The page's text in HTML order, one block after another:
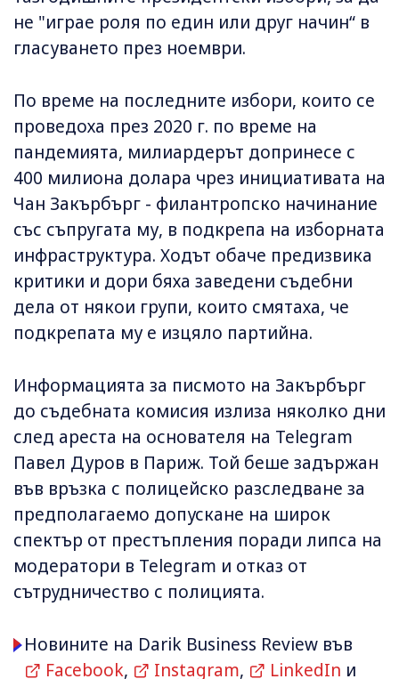
не "играе роля по един или друг начин“ в
гласуването през ноември.
По време на последните избори, които се
проведоха през 2020 г. по време на
пандемията, милиардерът допринесе с
400 милиона долара чрез инициативата на
Чан Закърбърг - филантропско начинание
със съпругата му, в подкрепа на изборната
инфраструктура. Ходът обаче предизвика
критики и дори бяха заведени съдебни
дела от някои групи, които смятаха, че
подкрепата му е изцяло партийна.
Информацията за писмото на Закърбърг
до съдебната комисия излиза няколко дни
след ареста на основателя на Telegram
Павел Дуров в Париж. Той беше задържан
във връзка с полицейско разследване за
предполагаемо допускане на широк
спектър от престъпления поради липса на
модератори в Telegram и отказ от
сътрудничество с полицията.
Новините на Darik Business Review във
Facebook, Instagram, LinkedIn и